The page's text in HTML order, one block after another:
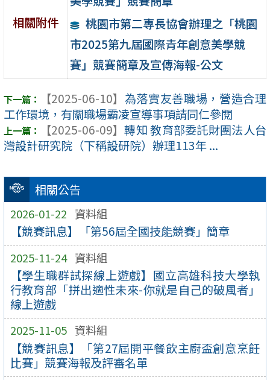
相關公告
2026-01-22 資料組
【競賽訊息】「第56屆全國技能競賽」簡章
2025-11-24 資料組
【學生職群試探線上遊戲】國立高雄科技大學執
行教育部「拼出適性未來-你就是自己的破風者」
線上遊戲
2025-11-05 資料組
【競賽訊息】「第27屆開平餐飲主廚盃創意烹飪
比賽」競賽海報及評審名單
相關附件
桃園市第二專長協會辦理之「桃園
市2025第九屆國際青年創意美學競
賽」競賽簡章及宣傳海報-公文
【2025-06-10】 為落實友善職場，營造合理
工作環境，有關職場霸凌宣導事項請同仁參閱
【2025-06-09】 轉知 教育部委託財團法人台
灣設計研究院（下稱設研院）辦理113年 ...